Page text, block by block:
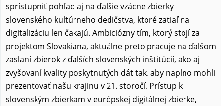
sprístupniť pohľad aj na ďalšie vzácne zbierky
slovenského kultúrneho dedičstva, ktoré zatiaľ na
digitalizáciu len čakajú. Ambiciózny tím, ktorý stojí za
projektom Slovakiana, aktuálne preto pracuje na ďalšom
zaslaní zbierok z ďalších slovenských inštitúcií, ako aj
zvyšovaní kvality poskytnutých dát tak, aby naplno mohli
prezentovať našu krajinu v 21. storočí. Prístup k
slovenským zbierkam v európskej digitálnej zbierke,